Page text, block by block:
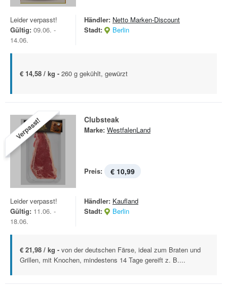
Leider verpasst!
Gültig: 09.06. -
14.06.
Händler: Netto Marken-Discount
Stadt:
Berlin
€ 14,58 / kg - 260 g gekühlt, gewürzt
Verpasst! Clubsteak
Marke: WestfalenLand
Preis: € 10,99
Leider verpasst!
Gültig: 11.06. -
18.06.
Händler: Kaufland
Stadt:
Berlin
€ 21,98 / kg - von der deutschen Färse, ideal zum Braten und
Grillen, mit Knochen, mindestens 14 Tage gereift z. B....